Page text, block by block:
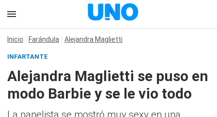
Inicio Farándula Alejandra Maglietti
INFARTANTE
Alejandra Maglietti se puso en
modo Barbie y se le vio todo
La panelista se mostró muy sexy en una